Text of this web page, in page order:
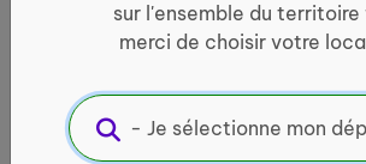
sur l'ensemble du territoire
merci de choisir votre
Activités
CCAS près de chez
CONVIVIALITÉ